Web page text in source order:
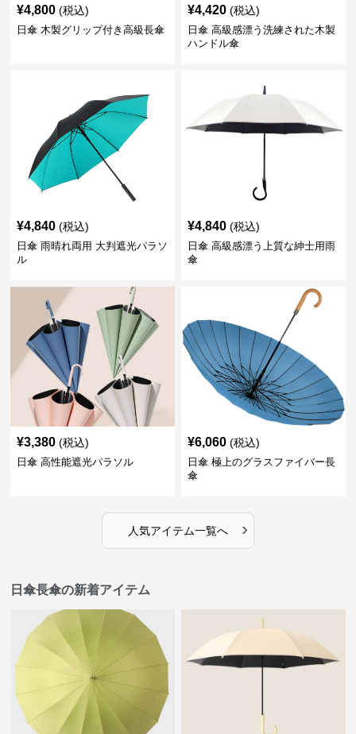
¥4,800 (税込)
日傘 木製グリップ付き高級長傘
¥4,420 (税込)
日傘 高級感漂う洗練された木製
ハンドル傘
¥4,840 (税込)
日傘 雨晴れ両用 大判遮光パラソ
ル
¥4,840 (税込)
日傘 高級感漂う上質な紳士用雨
傘
¥3,380 (税込)
日傘 高性能遮光パラソル
¥6,060 (税込)
日傘 極上のグラスファイバー長
傘
人気アイテム一覧へ ›
日傘長傘の新着アイテム